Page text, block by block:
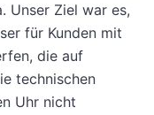
Unser Ziel war es,
für Kunden mit
die auf
technischen
Uhr nicht